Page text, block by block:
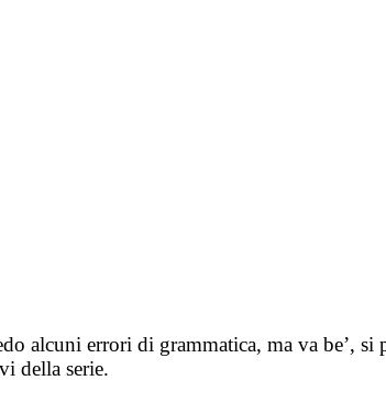
alcuni errori di grammatica, ma va be’,
della serie.